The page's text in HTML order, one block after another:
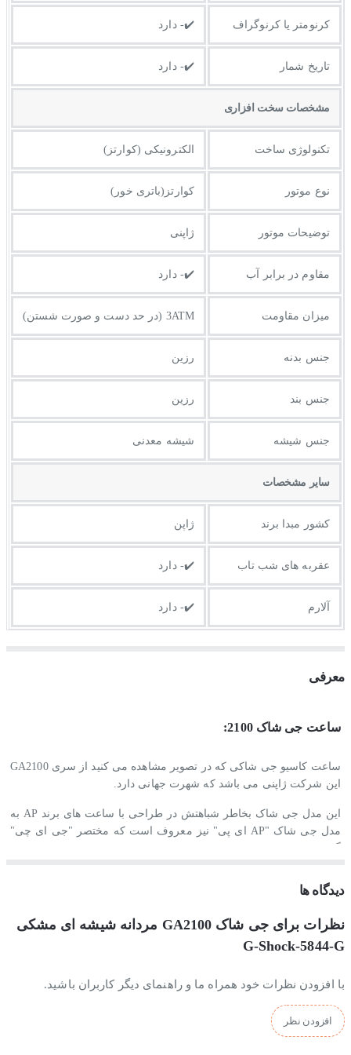
کرنومتر یا کرنوگراف ✔️- دارد
تاریخ شمار ✔️- دارد
مشخصات سخت افزاری
تکنولوژی ساخت الکترونیکی (کوارتز)
نوع موتور کوارتز(باتری خور)
توضیحات موتور ژاپنی
مقاوم در برابر آب ✔️- دارد
میزان مقاومت 3ATM (در حد دست و صورت شستن)
جنس بدنه رزین
جنس بند رزین
جنس شیشه شیشه معدنی
ساير مشخصات
کشور مبدا برند ژاپن
عقربه های شب تاب ✔️- دارد
آلارم ✔️- دارد
معرفی
ساعت جی شاک 2100:
ساعت کاسیو جی شاکی که در تصویر مشاهده می کنید از سری GA2100
این شرکت ژاپنی می باشد که شهرت جهانی دارد.
این مدل جی شاک بخاطر شباهتش در طراحی با ساعت های برند AP به
مدل جی شاک "AP ای پی" نیز معروف است که مختصر "جی ای چی"
شناخته شده است. این برند با توجه به قیمت های اقتصادی و ساعت های
خود اختصاص دهد.
جنس بدنه و بند این ساعت کاسیو از رزین بادوام و ضدحساسیت ساخته
دیدگاه ها
نظرات برای جی شاک GA2100 مردانه شیشه ای مشکی
G-Shock-5844-G
با افزودن نظرات خود همراه ما و راهنمای دیگر کاربران باشید.
افزودن نظر